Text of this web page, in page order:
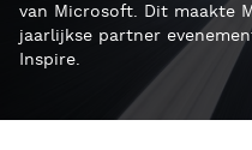
van Microsoft. Dit maakte
jaarlijkse partner
Inspire.